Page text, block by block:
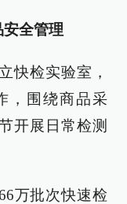
全管理
快检实验室，
，围绕商品采
开展日常检测
万批次快速检